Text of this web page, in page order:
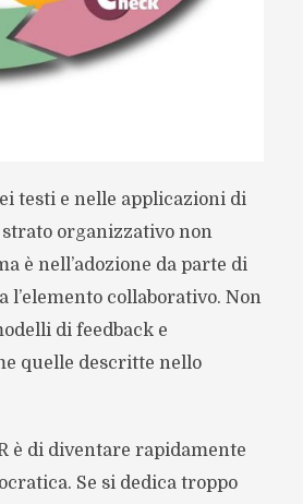
testi e nelle applicazioni di
strato organizzativo non
è nell’adozione da parte di
l’elemento collaborativo. Non
di feedback e
quelle descritte nello
è di diventare rapidamente
Se si dedica troppo